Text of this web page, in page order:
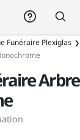
Coq Funéraire
Funéraire Plexiglas
Arbre